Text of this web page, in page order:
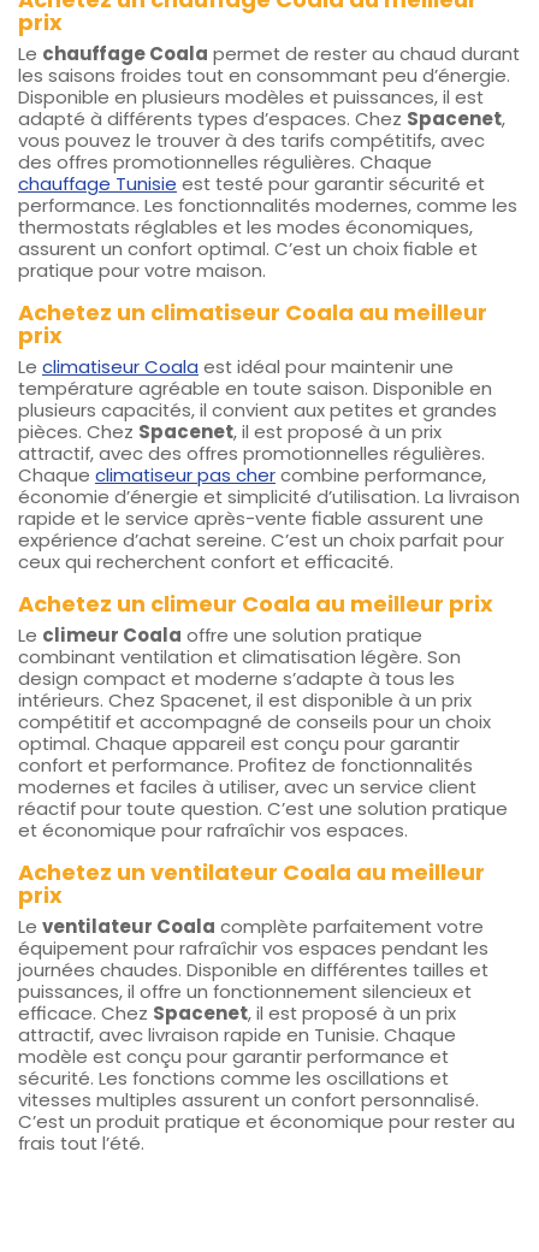
prix
Le chauffage Coala permet de rester au chaud durant
les saisons froides tout en consommant peu d’énergie.
Disponible en plusieurs modèles et puissances, il est
adapté à différents types d’espaces. Chez Spacenet,
vous pouvez le trouver à des tarifs compétitifs, avec
des offres promotionnelles régulières. Chaque
chauffage Tunisie est testé pour garantir sécurité et
performance. Les fonctionnalités modernes, comme les
thermostats réglables et les modes économiques,
assurent un confort optimal. C’est un choix fiable et
pratique pour votre maison.
Achetez un climatiseur Coala au meilleur
prix
Le climatiseur Coala est idéal pour maintenir une
température agréable en toute saison. Disponible en
plusieurs capacités, il convient aux petites et grandes
pièces. Chez Spacenet, il est proposé à un prix
attractif, avec des offres promotionnelles régulières.
Chaque climatiseur pas chercombine performance,
économie d’énergie et simplicité d’utilisation. La livraison
rapide et le service après-vente fiable assurent une
expérience d’achat sereine. C’est un choix parfait pour
ceux qui recherchent confort et efficacité.
Achetez un climeur Coala au meilleur prix
Le climeur Coala offre une solution pratique
combinant ventilation et climatisation légère. Son
design compact et moderne s’adapte à tous les
intérieurs. Chez Spacenet, il est disponible à un prix
compétitif et accompagné de conseils pour un choix
optimal. Chaque appareil est conçu pour garantir
confort et performance. Profitez de fonctionnalités
modernes et faciles à utiliser, avec un service client
réactif pour toute question. C’est une solution pratique
et économique pour rafraîchir vos espaces.
Achetez un ventilateur Coala au meilleur
prix
Le ventilateur Coala complète parfaitement votre
équipement pour rafraîchir vos espaces pendant les
journées chaudes. Disponible en différentes tailles et
puissances, il offre un fonctionnement silencieux et
efficace. Chez Spacenet, il est proposé à un prix
attractif, avec livraison rapide en Tunisie. Chaque
modèle est conçu pour garantir performance et
sécurité. Les fonctions comme les oscillations et
vitesses multiples assurent un confort personnalisé.
C’est un produit pratique et économique pour rester au
frais tout l’été.